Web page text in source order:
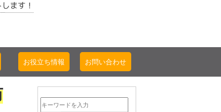
ます！
お役立ち情報 お問い合わせ